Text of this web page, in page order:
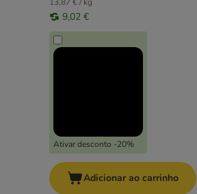
9,02 €
Ativar desconto -20%
Adicionar ao carrinho